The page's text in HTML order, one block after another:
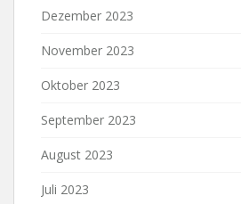
Dezember 2023
November 2023
Oktober 2023
September 2023
August 2023
Juli 2023